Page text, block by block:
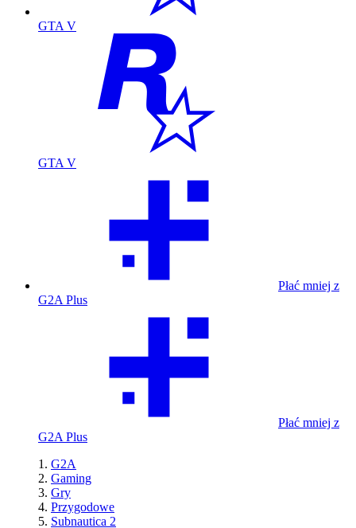
GTA V
GTA V
Płać mniej z
G2A Plus
Płać mniej z
G2A Plus
G2A
Gaming
Gry
Przygodowe
Subnautica 2